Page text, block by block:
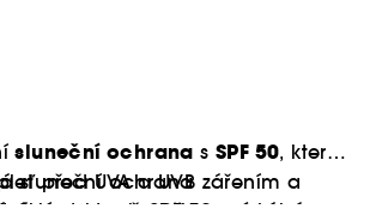
sluneční ochrana s SPF 50, která
před UVA a UVB zářením a
sluneční ochrana